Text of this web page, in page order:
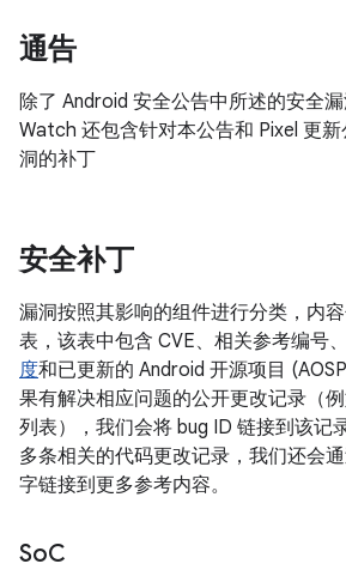
通告
除了 Android 安全公告中所述的安全
Watch 还包含针对本公告和 Pixel 更
洞的补丁
安全补丁
漏洞按照其影响的组件进行分类，内
表，该表中包含 CVE、相关参考编号、
度和已更新的 Android 开源项目
果有解决相应问题的公开更改记录（
列表），我们会将 bug ID 链接到该记
多条相关的代码更改记录，我们还会
字链接到更多参考内容。
SoC